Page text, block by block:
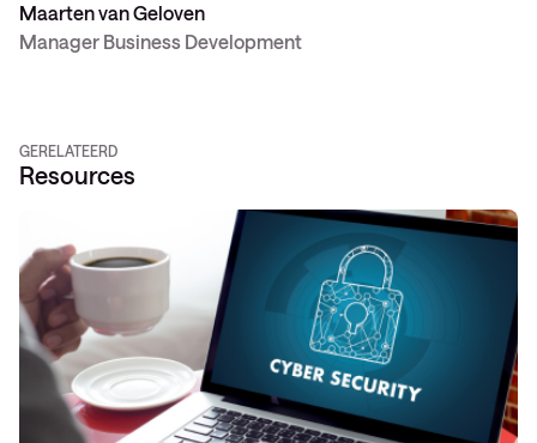
Maarten van Geloven
Manager Business Development
GERELATEERD
Resources